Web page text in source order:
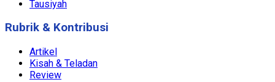
Tausiyah
Rubrik & Kontribusi
Artikel
Kisah & Teladan
Review